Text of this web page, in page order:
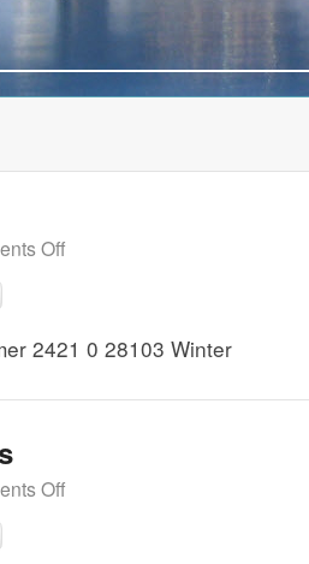
Off
2421 0 28103 Winter
Off